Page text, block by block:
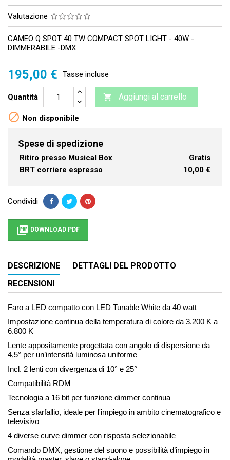
Valutazione
CAMEO Q SPOT 40 TW COMPACT SPOT LIGHT - 40W -
DIMMERABILE -DMX
195,00 € Tasse incluse
Quantità  Aggiungi al carrello
 Non disponibile
Spese di spedizione
Ritiro presso Musical Box
Gratis
BRT corriere espresso
10,00 €
Condividi
 DOWNLOAD PDF
DESCRIZIONE
DETTAGLI DEL PRODOTTO
RECENSIONI
Faro a LED compatto con LED Tunable White da 40 watt
Impostazione continua della temperatura di colore da 3.200 K a
6.800 K
Lente appositamente progettata con angolo di dispersione da
4,5° per un’intensità luminosa uniforme
Incl. 2 lenti con divergenza di 10° e 25°
Compatibilità RDM
Tecnologia a 16 bit per funzione dimmer continua
Senza sfarfallio, ideale per l'impiego in ambito cinematografico e
televisivo
4 diverse curve dimmer con risposta selezionabile
Comando DMX, gestione del suono e possibilità d’impiego in